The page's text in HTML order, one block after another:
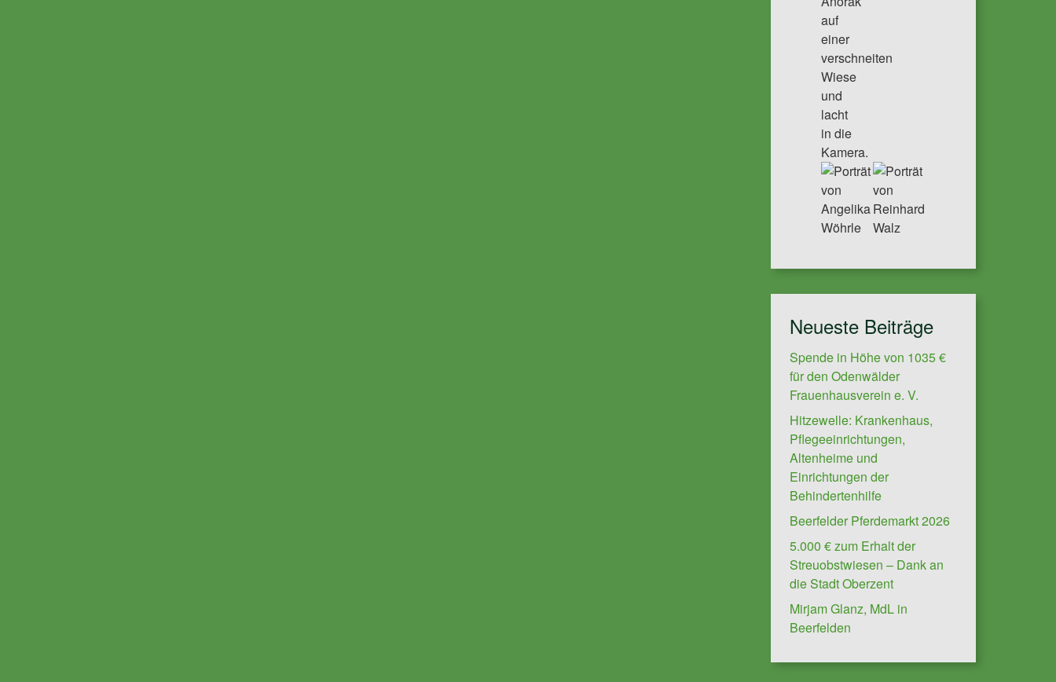
Neueste Beiträge
Spende in Höhe von 1035 €
für den Odenwälder
Frauenhausverein e. V.
Hitzewelle: Krankenhaus,
Pflegeeinrichtungen,
Altenheime und
Einrichtungen der
Behindertenhilfe
Beerfelder Pferdemarkt 2026
5.000 € zum Erhalt der
Streuobstwiesen – Dank an
die Stadt Oberzent
Mirjam Glanz, MdL in
Beerfelden